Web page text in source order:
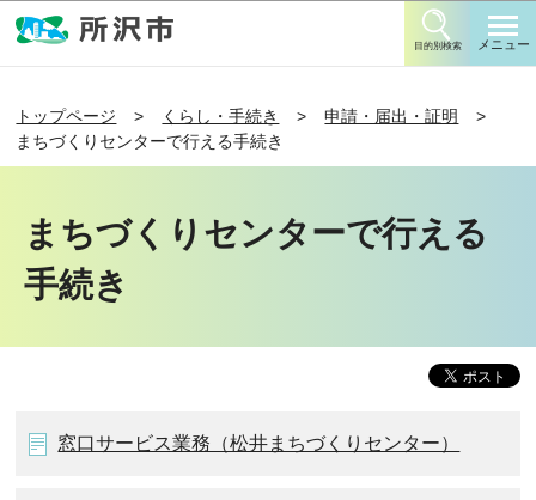
目的別検索 メニュー
トップページ くらし・手続き
申請・届出・証明
まちづくりセンターで行える手続き
まちづくりセンターで行える
手続き
窓口サービス業務（松井まちづくりセンター）